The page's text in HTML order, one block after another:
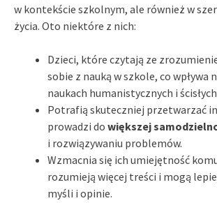
w kontekście szkolnym, ale również w
życia. Oto niektóre z nich:
Dzieci, które czytają ze
sobie z nauką w szkole, co wpływa
naukach humanistycznych i
Potrafią skuteczniej przetwarzać
prowadzi do większej
i rozwiązywaniu problemów.
Wzmacnia się ich umiejętność
rozumieją więcej treści i mogą
myśli i opinie.